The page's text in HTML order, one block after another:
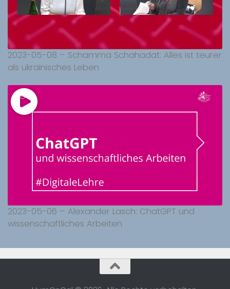
2023-05-08 – Schamma Schahadat: Alles ist teurer
als ukrainisches Leben
2023-05-06 – Alexander Lasch: ChatGPT und
wissenschaftliches Arbeiten